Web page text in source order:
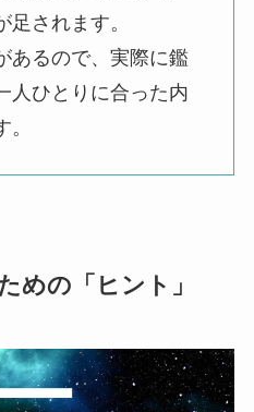
されます。
あるので、実際に鑑
人ひとりに合った内
めの「ヒント」